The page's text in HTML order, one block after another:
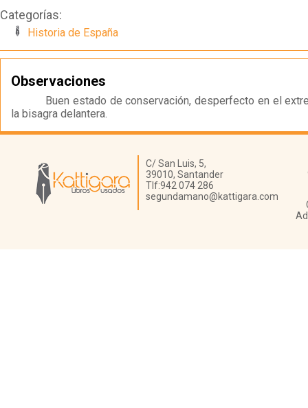
Categorías:
Historia de España
Observaciones
Buen estado de conservación, desperfecto en el
la bisagra delantera.
Librería Kattigara
C/ San Luis, 5,
39010, Santander
Tlf:942 074 286
segundamano@kattigara.com